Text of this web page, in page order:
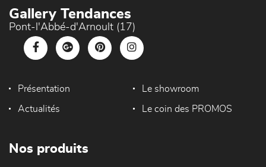
Gallery Tendances
Pont-l'Abbé-d'Arnoult (17)
Présentation Le showroom
Actualités Le coin des PROMOS
Nos produits